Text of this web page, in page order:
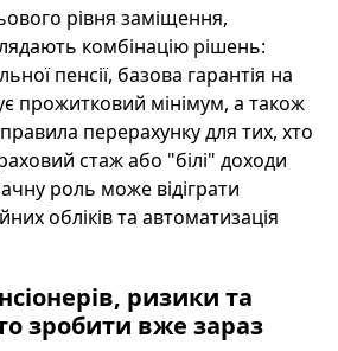
рівня заміщення,
комбінацію рішень:
пенсії, базова гарантія на
прожитковий мінімум, а також
перерахунку для тих, хто
стаж або "білі" доходи
роль може відіграти
обліків та автоматизація
ризики та
зробити вже зараз